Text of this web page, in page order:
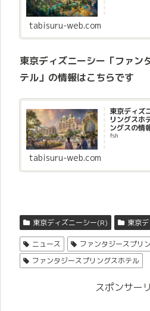
tabisuru-web.com
東京ディズニーシー「ファン
テル」の情報はこちらです
東京ディズ
リングスホ
ングスの情
fsh
tabisuru-web.com
東京ディズニーシー(R) 東京
ニュース
ファンタジースプリ
ファンタジースプリングスホテル
スポンサー